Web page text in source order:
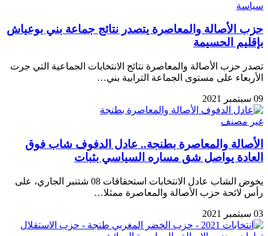
سياسة
حزب الأصالة والمعاصرة يتصدر نتائج جماعة بني بوعياش
بإقليم الحسيمة
تصدر حزب الأصالة والمعاصرة نتائج الانتخابات الجماعية التي جرت
الأربعاء على مستوى الجماعة الترابية بني…
09 سبتمبر 2021
غير مصنف
الأصالة والمعاصرة بطنجة.. عادل الدفوف شاب فوق
العادة يواصل شق مساره السياسي بثبات
يخوض الشاب عادل الانتخابات استحقاقات 08 شتنبر الجاري، على
رأس لائحة حزب الأصالة والمعاصرة ممثلا…
03 سبتمبر 2021